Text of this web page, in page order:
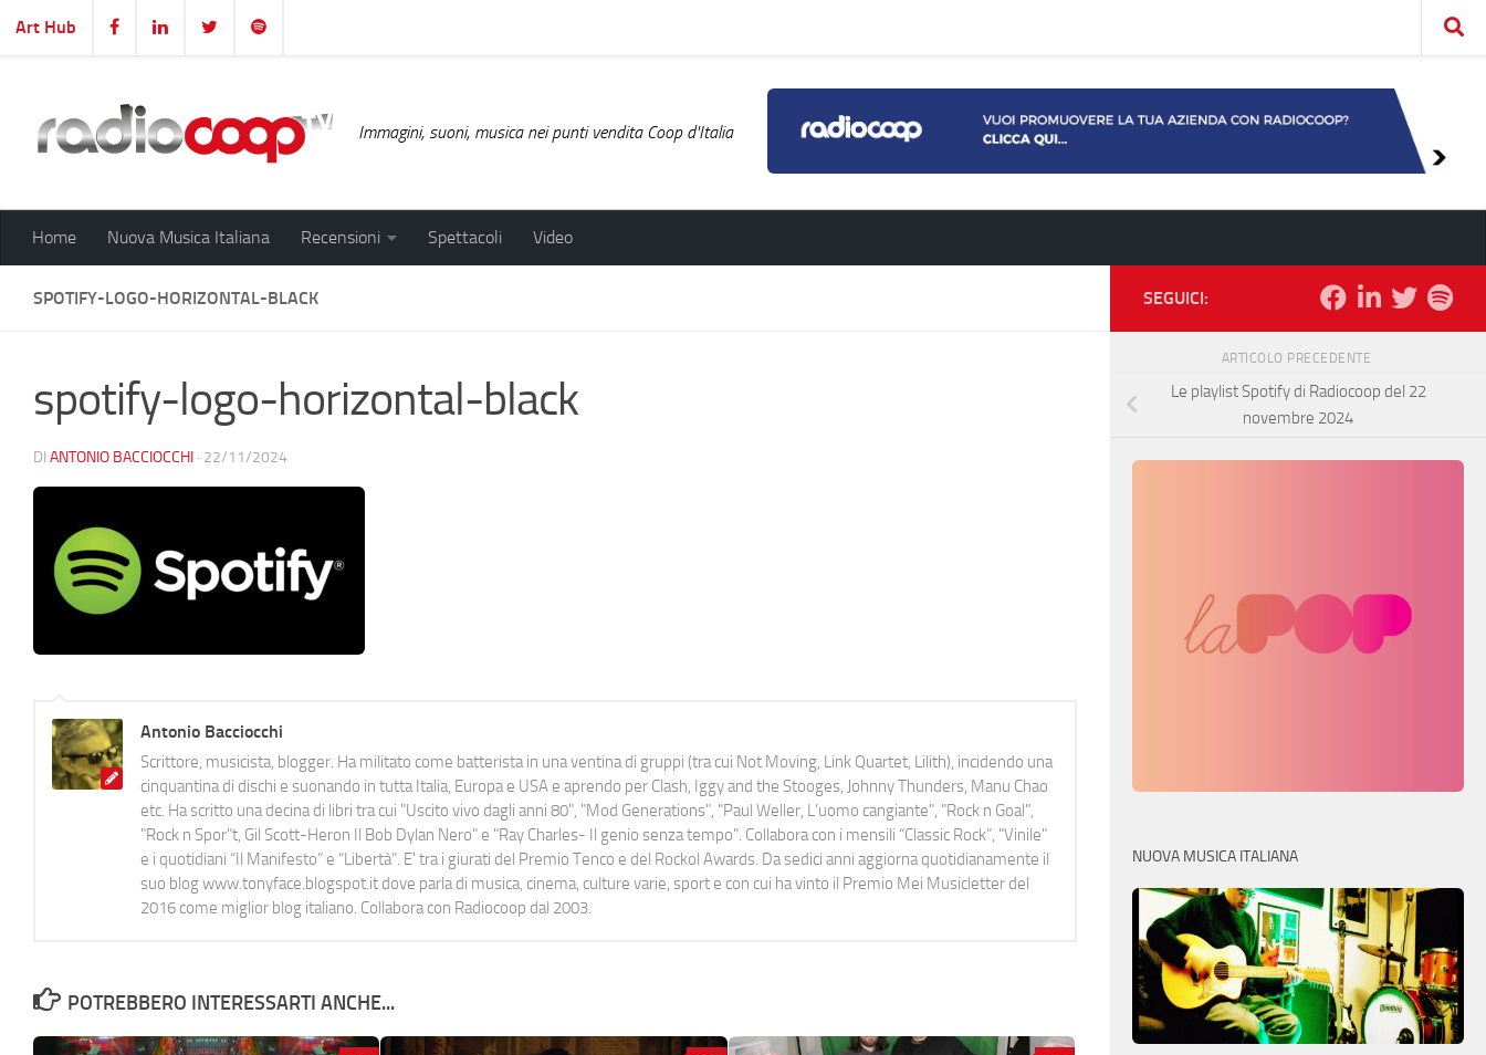
Salta al contenuto
Art Hub
Immagini, suoni, musica nei punti vendita Coop d'Italia
Home Nuova Musica Italiana Recensioni Spettacoli Video
SPOTIFY-LOGO-HORIZONTAL-BLACK
spotify-logo-horizontal-black
DI ANTONIO BACCIOCCHI · 22/11/2024
Antonio Bacciocchi
Scrittore, musicista, blogger. Ha militato come batterista in una ventina di gruppi (tra cui Not Moving, Link Quartet, Lilith), incidendo una
cinquantina di dischi e suonando in tutta Italia, Europa e USA e aprendo per Clash, Iggy and the Stooges, Johnny Thunders, Manu Chao
etc. Ha scritto una decina di libri tra cui "Uscito vivo dagli anni 80", "Mod Generations", "Paul Weller, L’uomo cangiante", "Rock n Goal",
"Rock n Spor"t, Gil Scott-Heron Il Bob Dylan Nero" e "Ray Charles- Il genio senza tempo". Collabora con i mensili “Classic Rock”, "Vinile"
e i quotidiani “Il Manifesto” e “Libertà”. E' tra i giurati del Premio Tenco e del Rockol Awards. Da sedici anni aggiorna quotidianamente il
suo blog www.tonyface.blogspot.it dove parla di musica, cinema, culture varie, sport e con cui ha vinto il Premio Mei Musicletter del
2016 come miglior blog italiano. Collabora con Radiocoop dal 2003.
POTREBBERO INTERESSARTI ANCHE...
SEGUICI:
ARTICOLO PRECEDENTE
Le playlist Spotify di Radiocoop del 22
novembre 2024
NUOVA MUSICA ITALIANA